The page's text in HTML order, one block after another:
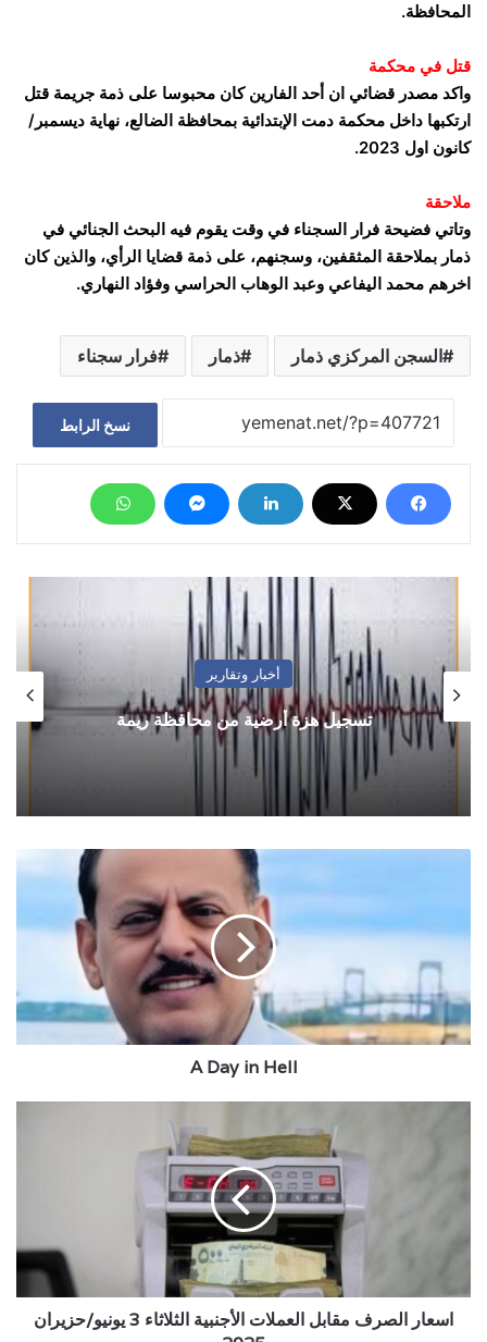
المحافظة.
قتل في محكمة
واكد مصدر قضائي ان أحد الفارين كان محبوسا على ذمة جريمة قتل
ارتكبها داخل محكمة دمت الإبتدائية بمحافظة الضالع، نهاية ديسمبر/
كانون اول 2023.
ملاحقة
وتاتي فضيحة فرار السجناء في وقت يقوم فيه البحث الجنائي في
ذمار بملاحقة المثقفين، وسجنهم، على ذمة قضايا الرأي، والذين كان
اخرهم محمد اليفاعي وعبد الوهاب الحراسي وفؤاد النهاري.
السجن المركزي ذمار ذمار فرار سجناء
نسخ الرابط
أخبار وتقارير
تسجيل هزة أرضية من محافظة ريمة
A Day in Hell
حزيران
2025
اسعار الصرف مقابل العملات الأجنبية الثلاثاء 3 يونيو/حزيران